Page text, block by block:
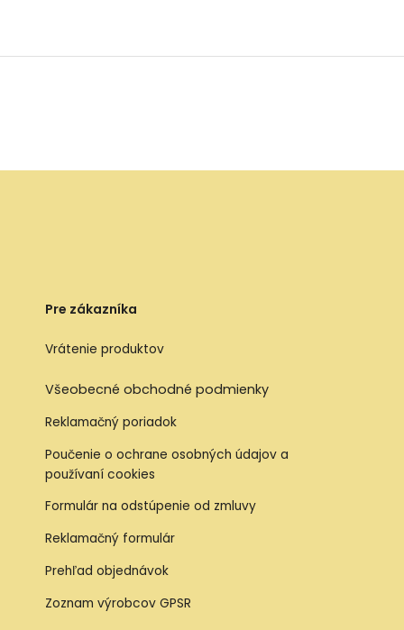
Pre zákazníka
Vrátenie produktov
Všeobecné obchodné podmienky
Reklamačný poriadok
Poučenie o ochrane osobných údajov a
používaní cookies
Formulár na odstúpenie od zmluvy
Reklamačný formulár
Prehľad objednávok
Zoznam výrobcov GPSR